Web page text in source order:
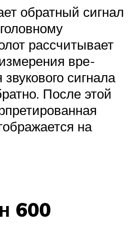
обратный сигнал
рассчитывает
вре-
сигнала
После этой
на
600